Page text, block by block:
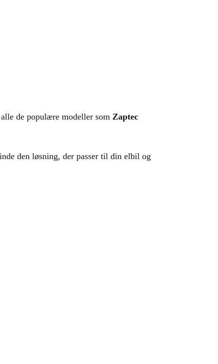
de populære modeller som Zaptec
den løsning, der passer til din elbil og